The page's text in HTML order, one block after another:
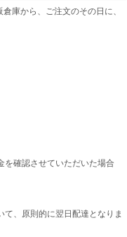
庫から、ご注文のその日に、
確認させていただいた場合
、原則的に翌日配達となりま